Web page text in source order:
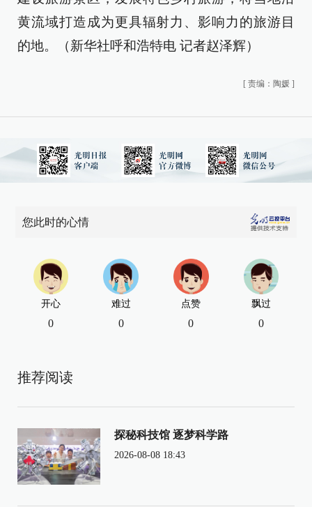
黄流域打造成为更具辐射力、影响力的旅游目
的地。（新华社呼和浩特电 记者赵泽辉）
[ 责编：陶媛 ]
您此时的心情
开心
0
难过
0
点赞
0
飘过
0
推荐阅读
探秘科技馆 逐梦科学路
2026-08-08 18:43